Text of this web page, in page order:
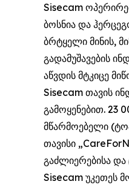
Sisecam
ბოსნია და
ბრტყელი მინის,
გადამუშავების
აწვდის მტკიცე
Sisecam თავის
გამოყენებით. 23
მწარმოებელი
თავისი
გაძლიერებისა და
Sisecam უკეთეს